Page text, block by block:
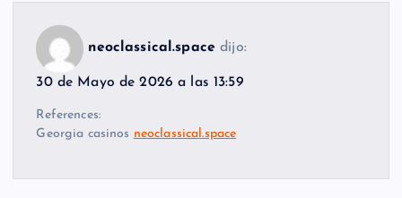
neoclassical.space dijo:
30 de Mayo de 2026 a las 13:59
References:
Georgia casinos neoclassical.space